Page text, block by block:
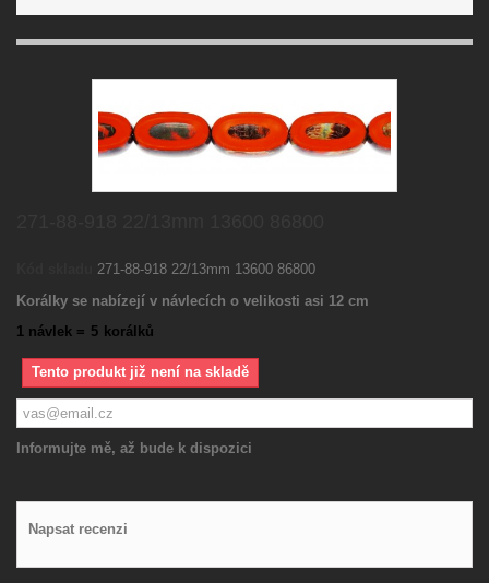
271-88-918 22/13mm 13600 86800
Korálky se nabízejí v návlecích o velikosti asi 12 cm
1 návlek = 5 korálků
Tento produkt již není na skladě
Informujte mě, až bude k dispozici
Napsat recenzi